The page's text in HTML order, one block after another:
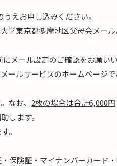
えお申し込みください。
学東京都多摩地区父母会メー
メール設定のご確認をお願い
ールサービスのホームページで
なお、 2枚の場合は合計6,000円
します。
。
保険証・マイナンバーカード